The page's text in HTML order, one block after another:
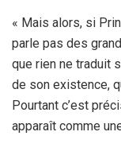
« Mais alors, si
parle pas des
que rien ne traduit
de son existence,
Pourtant c’est
apparaît comme